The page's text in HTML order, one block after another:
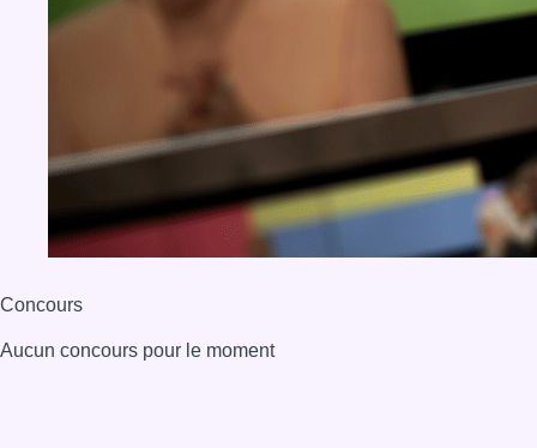
Concours
Aucun concours pour le moment